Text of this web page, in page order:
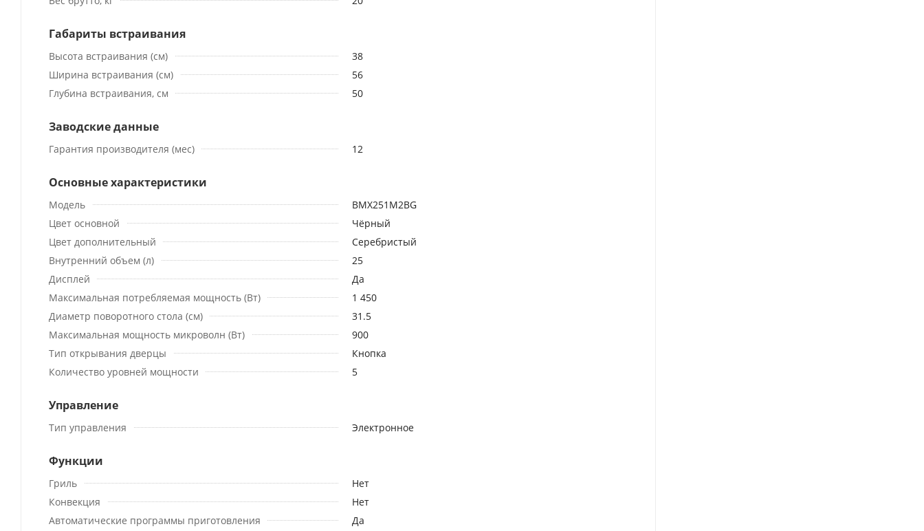
Габариты встраивания
Высота встраивания (см)
38
Ширина встраивания (см)
56
Глубина встраивания, см
50
Заводские данные
Гарантия производителя (мес) 12
Основные характеристики
Модель
BMX251M2BG
Цвет основной
Чёрный
Цвет дополнительный
Серебристый
Внутренний объем (л)
25
Дисплей
Да
Максимальная потребляемая мощность (Вт)
1 450
Диаметр поворотного стола (см)
31.5
Максимальная мощность микроволн (Вт)
900
Тип открывания дверцы
Кнопка
Количество уровней мощности
5
Управление
Тип управления Электронное
Функции
Гриль
Нет
Конвекция
Нет
Автоматические программы приготовления
Да